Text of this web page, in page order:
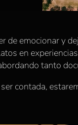
de emocionar y
en
tanto
contada,